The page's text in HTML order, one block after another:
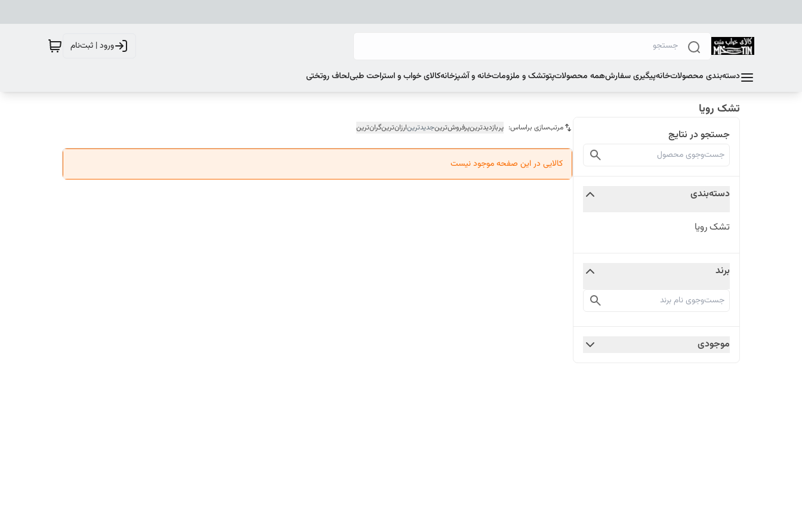
ورود | ثبت‌نام
دسته‌بندی محصولاتخانهپیگیری سفارشهمه محصولاتپتوتشک و ملزوماتخانه و آشپزخانهکالای خواب و استراحت طبیلحاف روتختی
تشک رویا
جستجو در نتایج
دسته‌بندی
تشک رویا
برند
موجودی
مرتب‌سازی براساس: پربازدیدترینپرفروش‌ترینجدیدترینارزان‌ترینگران‌ترین
کالایی در این صفحه موجود نیست